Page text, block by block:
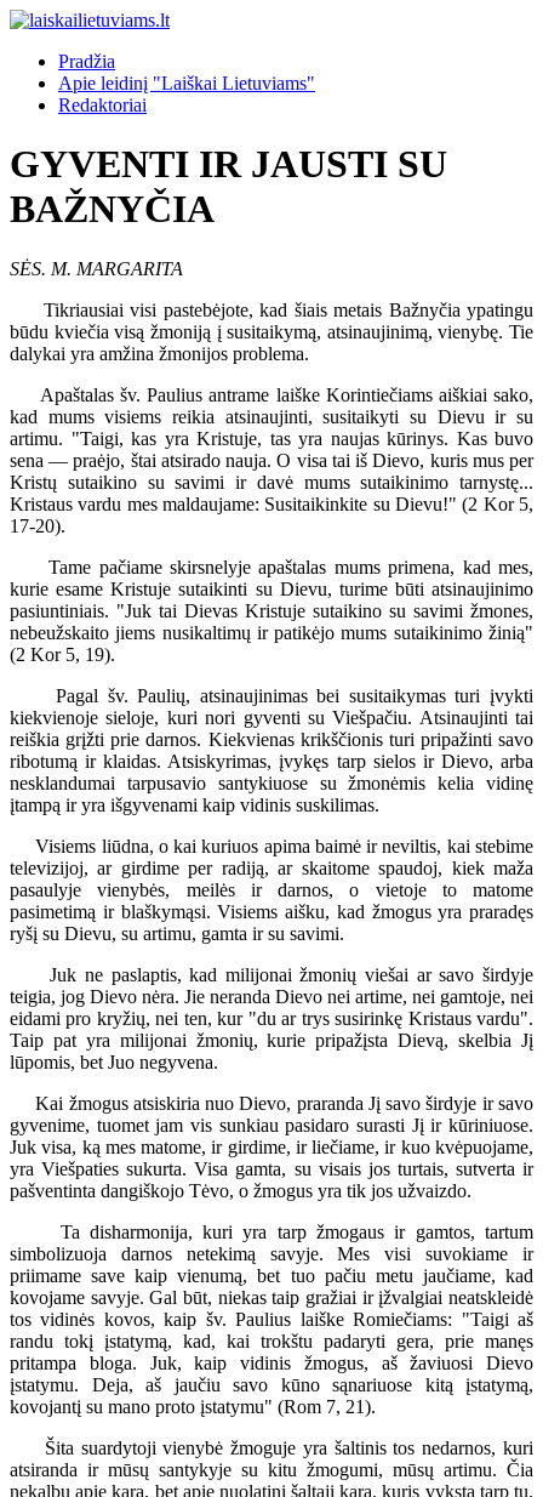
Pradžia
Apie leidinį "Laiškai Lietuviams"
Redaktoriai
GYVENTI IR JAUSTI SU
BAŽNYČIA
SĖS. M. MARGARITA
Tikriausiai visi pastebėjote, kad šiais metais Bažnyčia ypatingu
būdu kviečia visą žmoniją į susitaikymą, atsinaujinimą, vienybę. Tie
dalykai yra amžina žmonijos problema.
Apaštalas šv. Paulius antrame laiške Korintiečiams aiškiai sako,
kad mums visiems reikia atsinaujinti, susitaikyti su Dievu ir su
artimu. "Taigi, kas yra Kristuje, tas yra naujas kūrinys. Kas buvo
sena — praėjo, štai atsirado nauja. O visa tai iš Dievo, kuris mus per
Kristų sutaikino su savimi ir davė mums sutaikinimo tarnystę...
Kristaus vardu mes maldaujame: Susitaikinkite su Dievu!" (2 Kor 5,
17-20).
Tame pačiame skirsnelyje apaštalas mums primena, kad mes,
kurie esame Kristuje sutaikinti su Dievu, turime būti atsinaujinimo
pasiuntiniais. "Juk tai Dievas Kristuje sutaikino su savimi žmones,
nebeužskaito jiems nusikaltimų ir patikėjo mums sutaikinimo žinią"
(2 Kor 5, 19).
Pagal šv. Paulių, atsinaujinimas bei susitaikymas turi įvykti
kiekvienoje sieloje, kuri nori gyventi su Viešpačiu. Atsinaujinti tai
reiškia grįžti prie darnos. Kiekvienas krikščionis turi pripažinti savo
ribotumą ir klaidas. Atsiskyrimas, įvykęs tarp sielos ir Dievo, arba
nesklandumai tarpusavio santykiuose su žmonėmis kelia vidinę
įtampą ir yra išgyvenami kaip vidinis suskilimas.
Visiems liūdna, o kai kuriuos apima baimė ir neviltis, kai stebime
televizijoj, ar girdime per radiją, ar skaitome spaudoj, kiek maža
pasaulyje vienybės, meilės ir darnos, o vietoje to matome
pasimetimą ir blaškymąsi. Visiems aišku, kad žmogus yra praradęs
ryšį su Dievu, su artimu, gamta ir su savimi.
Juk ne paslaptis, kad milijonai žmonių viešai ar savo širdyje
teigia, jog Dievo nėra. Jie neranda Dievo nei artime, nei gamtoje, nei
eidami pro kryžių, nei ten, kur "du ar trys susirinkę Kristaus vardu".
Taip pat yra milijonai žmonių, kurie pripažįsta Dievą, skelbia Jį
lūpomis, bet Juo negyvena.
Kai žmogus atsiskiria nuo Dievo, praranda Jį savo širdyje ir savo
gyvenime, tuomet jam vis sunkiau pasidaro surasti Jį ir kūriniuose.
Juk visa, ką mes matome, ir girdime, ir liečiame, ir kuo kvėpuojame,
yra Viešpaties sukurta. Visa gamta, su visais jos turtais, sutverta ir
pašventinta dangiškojo Tėvo, o žmogus yra tik jos užvaizdo.
Ta disharmonija, kuri yra tarp žmogaus ir gamtos, tartum
simbolizuoja darnos netekimą savyje. Mes visi suvokiame ir
priimame save kaip vienumą, bet tuo pačiu metu jaučiame, kad
kovojame savyje. Gal būt, niekas taip gražiai ir įžvalgiai neatskleidė
tos vidinės kovos, kaip šv. Paulius laiške Romiečiams: "Taigi aš
randu tokį įstatymą, kad, kai trokštu padaryti gera, prie manęs
pritampa bloga. Juk, kaip vidinis žmogus, aš žaviuosi Dievo
įstatymu. Deja, aš jaučiu savo kūno sąnariuose kitą įstatymą,
kovojantį su mano proto įstatymu" (Rom 7, 21).
Šita suardytoji vienybė žmoguje yra šaltinis tos nedarnos, kuri
atsiranda ir mūsų santykyje su kitu žmogumi, mūsų artimu. Čia
nekalbu apie karą, bet apie nuolatinį šaltąjį karą, kuris vyksta tarp tų,